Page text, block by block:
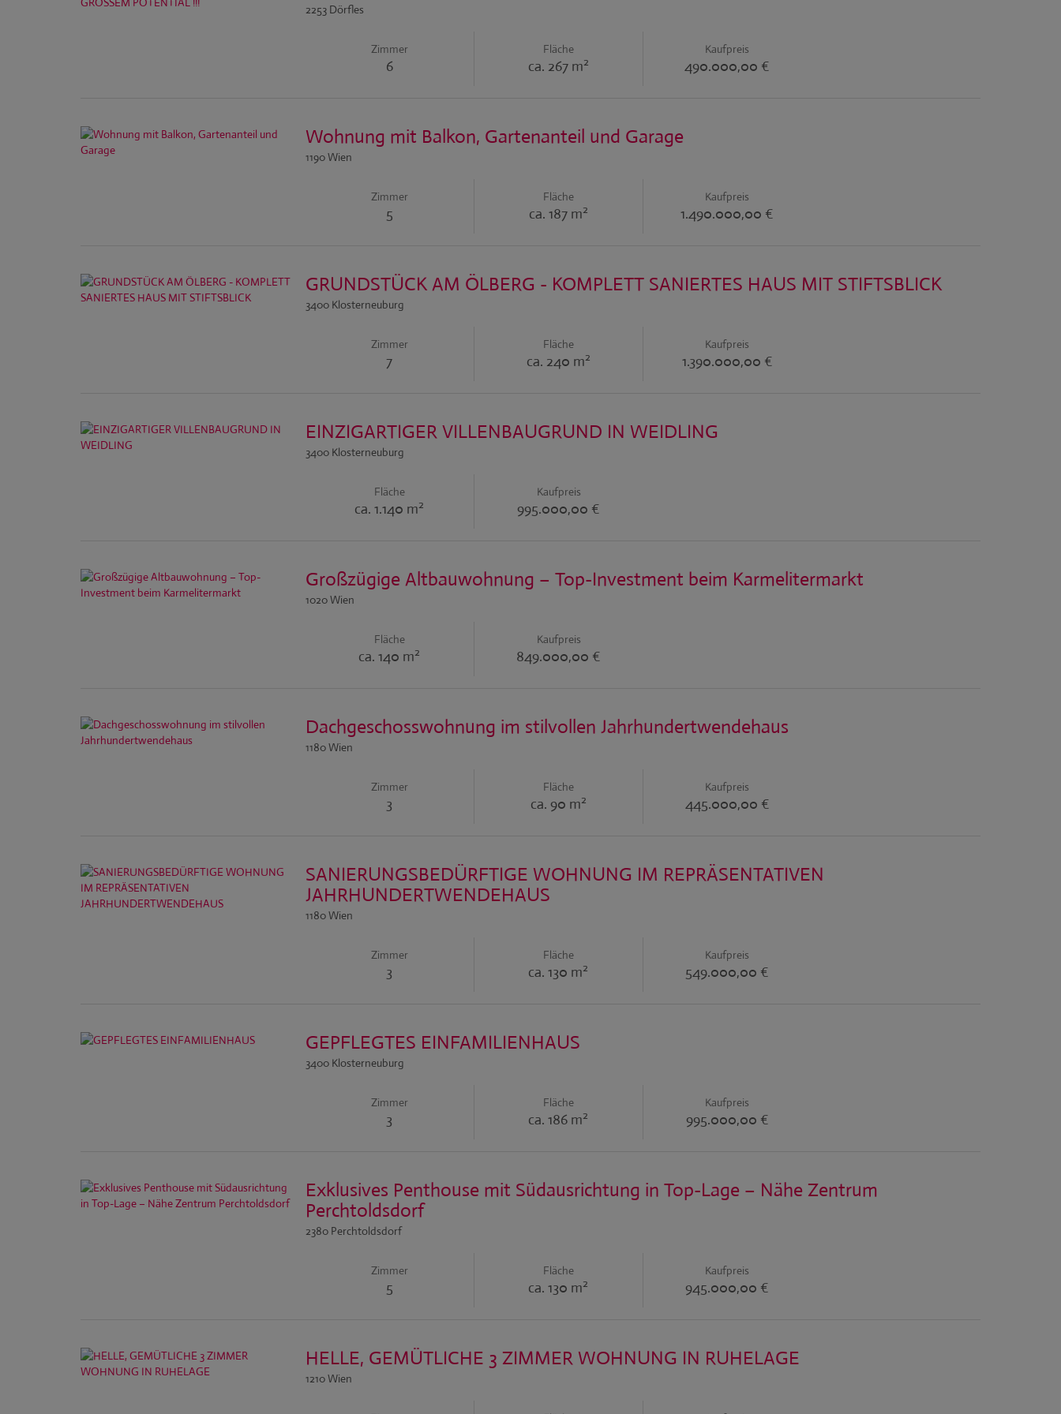
2253 Dörfles
Zimmer
6
Fläche
ca. 267 m2
Kaufpreis
490.000,00 €
Wohnung mit Balkon, Gartenanteil und Garage
1190 Wien
Zimmer
5
Fläche
ca. 187 m2
Kaufpreis
1.490.000,00 €
GRUNDSTÜCK AM ÖLBERG - KOMPLETT SANIERTES HAUS MIT STIFTSBLICK
3400 Klosterneuburg
Zimmer
7
Fläche
ca. 240 m2
Kaufpreis
1.390.000,00 €
EINZIGARTIGER VILLENBAUGRUND IN WEIDLING
3400 Klosterneuburg
Fläche
ca. 1.140 m2
Kaufpreis
995.000,00 €
Großzügige Altbauwohnung – Top-Investment beim Karmelitermarkt
1020 Wien
Fläche
ca. 140 m2
Kaufpreis
849.000,00 €
Dachgeschosswohnung im stilvollen Jahrhundertwendehaus
1180 Wien
Zimmer
3
Fläche
ca. 90 m2
Kaufpreis
445.000,00 €
SANIERUNGSBEDÜRFTIGE WOHNUNG IM REPRÄSENTATIVEN
JAHRHUNDERTWENDEHAUS
1180 Wien
Zimmer
3
Fläche
ca. 130 m2
Kaufpreis
549.000,00 €
GEPFLEGTES EINFAMILIENHAUS
3400 Klosterneuburg
Zimmer
3
Fläche
ca. 186 m2
Kaufpreis
995.000,00 €
Exklusives Penthouse mit Südausrichtung in Top-Lage – Nähe Zentrum
Perchtoldsdorf
2380 Perchtoldsdorf
Zimmer
5
Fläche
ca. 130 m2
Kaufpreis
945.000,00 €
HELLE, GEMÜTLICHE 3 ZIMMER WOHNUNG IN RUHELAGE
1210 Wien